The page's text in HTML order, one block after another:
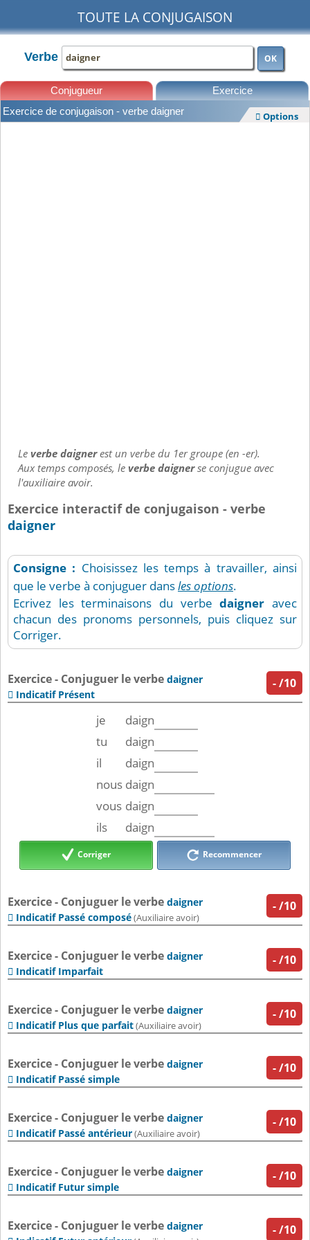
TOUTE LA CONJUGAISON
Verbe OK
Conjugueur Exercice
Exercice de conjugaison - verbe daigner  Options
Leverbe daignerest un verbe du 1er groupe (en -er).
Aux temps composés, leverbe daignerse conjugue avec
l'auxiliaire avoir.
Exercice interactif de conjugaison - verbe
daigner
Consigne : Choisissez les temps à travailler, ainsi
que le verbe à conjuguer dansles options.
Ecrivez les terminaisons du verbedaigner avec
chacun des pronoms personnels, puis cliquez sur
Corriger.
-/10
Exercice - Conjuguer le verbe daigner
 Indicatif Présent
je
daign
tu
daign
il
daign
nous daign
vous daign
ils
daign
Corriger Recommencer
-/10
Exercice - Conjuguer le verbe daigner
 Indicatif Passé composé(Auxiliaire avoir)
-/10
Exercice - Conjuguer le verbe daigner
 Indicatif Imparfait
-/10
Exercice - Conjuguer le verbe daigner
 Indicatif Plus que parfait(Auxiliaire avoir)
-/10
Exercice - Conjuguer le verbe daigner
 Indicatif Passé simple
-/10
Exercice - Conjuguer le verbe daigner
 Indicatif Passé antérieur(Auxiliaire avoir)
-/10
Exercice - Conjuguer le verbe daigner
 Indicatif Futur simple
-/10
Exercice - Conjuguer le verbe daigner